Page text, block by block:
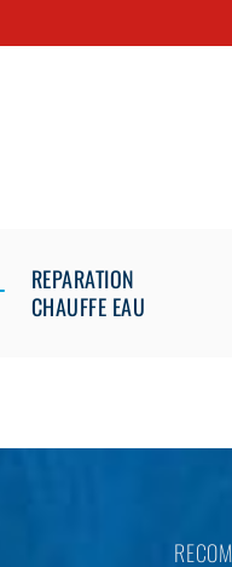
REPARATION
CHAUFFE EAU